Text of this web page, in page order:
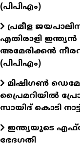
(പിപിഎം)
പ്രമീള
എതിരാളി ഇന്ത്യൻ
അമേരിക്കൻ
(പിപിഎം)
മിഷിഗൺ
പ്രൈമറിയിൽ
സായിദ് കൊടി
ഇന്ത്യയുടെ
ഭേദഗതി